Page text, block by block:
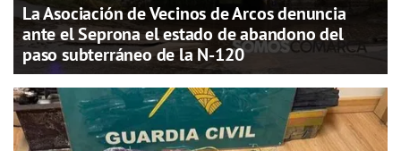
La Asociación de Vecinos de Arcos denuncia
ante el Seprona el estado de abandono del
paso subterráneo de la N-120